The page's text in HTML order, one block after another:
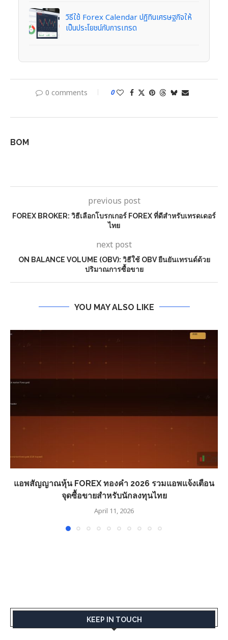
วิธีใช้ Forex Calendar ปฏิทินเศรษฐกิจให้
เป็นประโยชน์กับการเทรด
0 comments 0
BOM
previous post
FOREX BROKER: วิธีเลือกโบรกเกอร์ FOREX ที่ดีสำหรับเทรดเดอร์
ไทย
next post
ON BALANCE VOLUME (OBV): วิธีใช้ OBV ยืนยันเทรนด์ด้วย
ปริมาณการซื้อขาย
YOU MAY ALSO LIKE
แอพสัญญาณหุ้น FOREX ทองคำ 2026 รวมแอพแจ้งเตือน
จุดซื้อขายสำหรับนักลงทุนไทย
April 11, 2026
KEEP IN TOUCH